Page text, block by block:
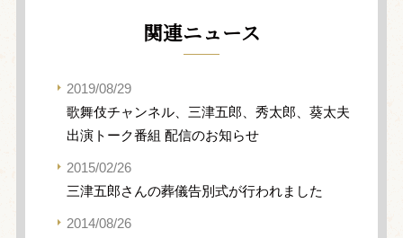
関連ニュース
2019/08/29
歌舞伎チャンネル、三津五郎、秀太郎、葵太夫
出演トーク番組 配信のお知らせ
2015/02/26
三津五郎さんの葬儀告別式が行われました
2014/08/26